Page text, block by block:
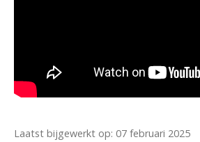
Laatst bijgewerkt op: 07 februari 2025